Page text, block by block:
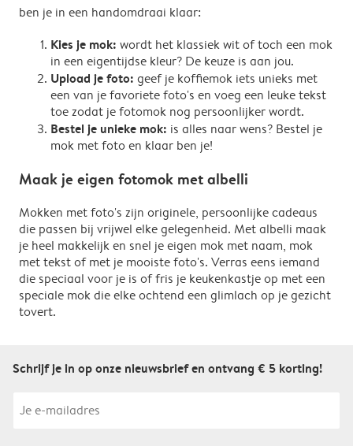
ben je in een handomdraai klaar:
Kies je mok: wordt het klassiek wit of toch een mok
in een eigentijdse kleur? De keuze is aan jou.
Upload je foto: geef je koffiemok iets unieks met
een van je favoriete foto's en voeg een leuke tekst
toe zodat je fotomok nog persoonlijker wordt.
Bestel je unieke mok: is alles naar wens? Bestel je
mok met foto en klaar ben je!
Maak je eigen fotomok met albelli
Mokken met foto's zijn originele, persoonlijke cadeaus
die passen bij vrijwel elke gelegenheid. Met albelli maak
je heel makkelijk en snel je eigen mok met naam, mok
met tekst of met je mooiste foto's. Verras eens iemand
die speciaal voor je is of fris je keukenkastje op met een
speciale mok die elke ochtend een glimlach op je gezicht
tovert.
Schrijf je in op onze nieuwsbrief en ontvang € 5 korting!